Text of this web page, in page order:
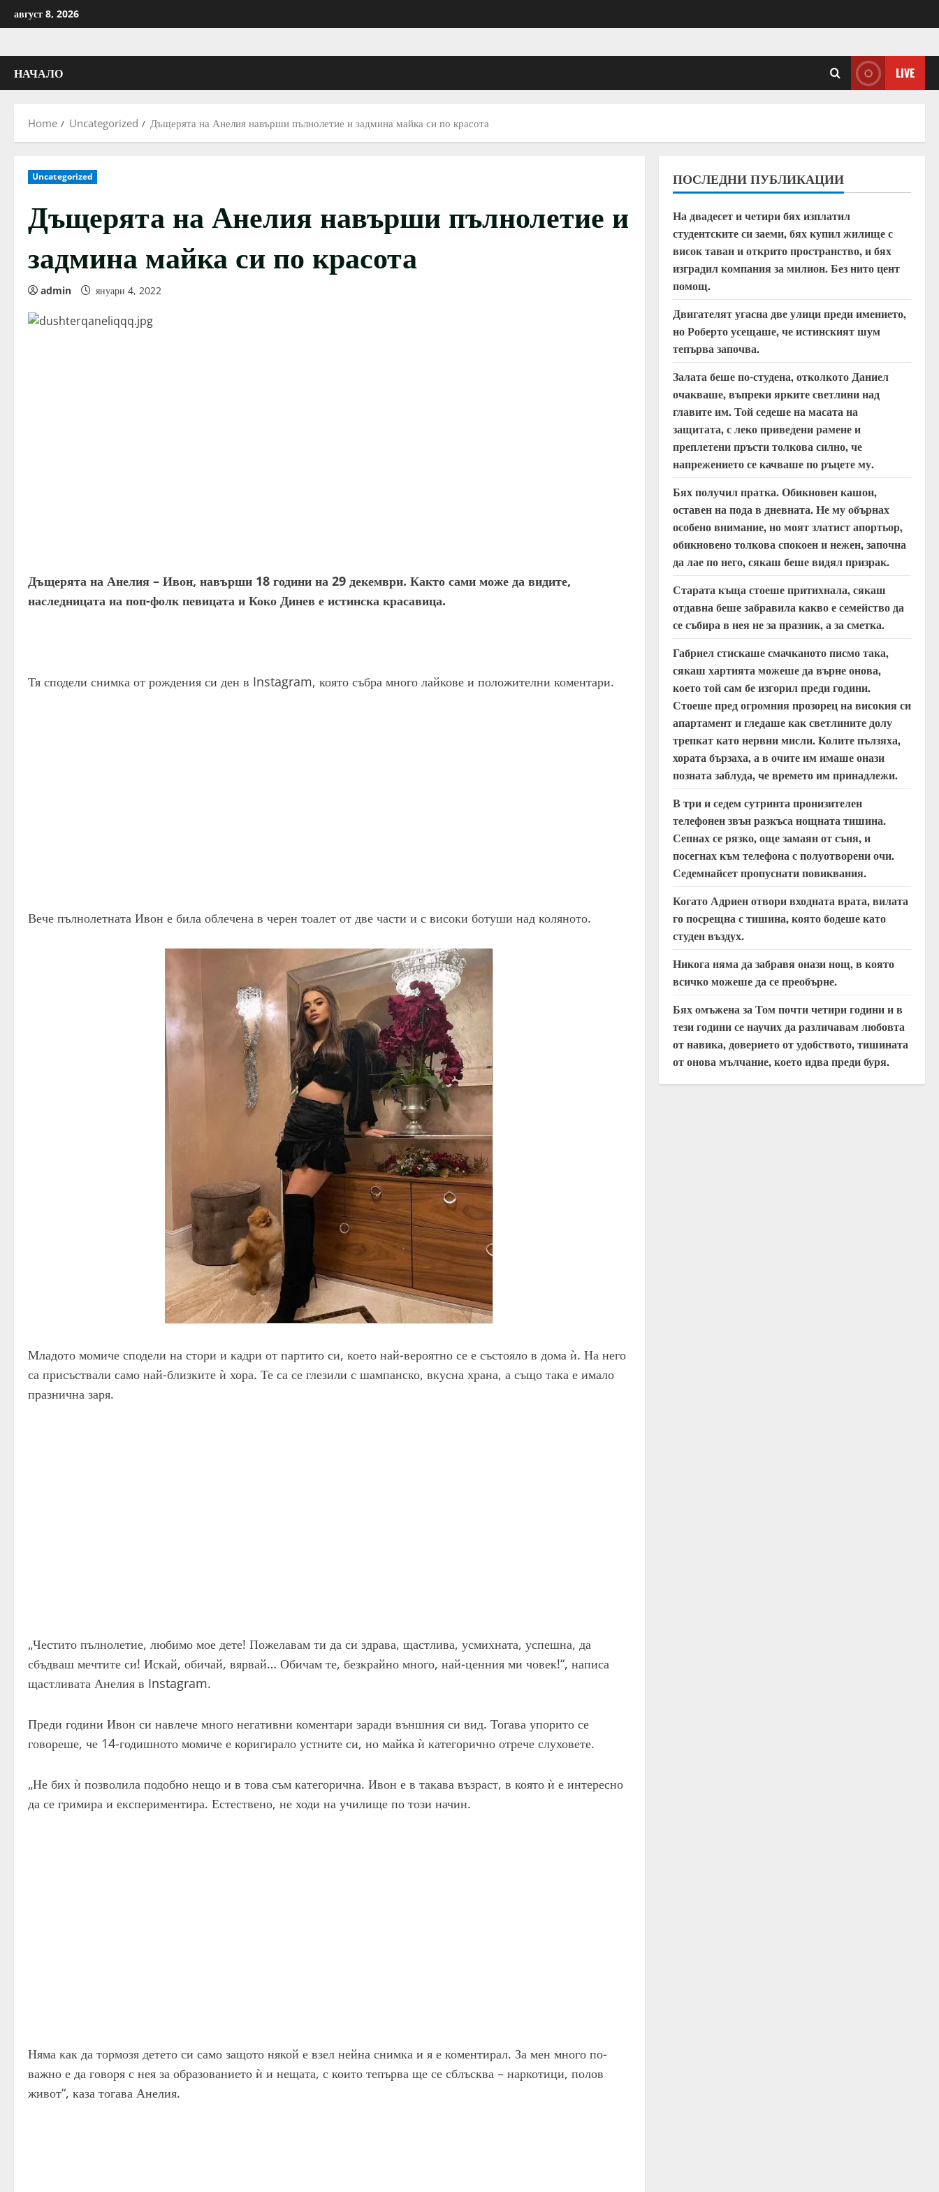
to
август 8, 2026
НАЧАЛО LIVE
Home Uncategorized Дъщерята на Анелия навърши пълнолетие и задмина майка си по красота
Uncategorized
Дъщерята на Анелия навърши пълнолетие и
задмина майка си по красота
admin януари 4, 2022
Дъщерята на Анелия – Ивон, навърши 18 години на 29 декември. Както сами може да видите,
наследницата на поп-фолк певицата и Коко Динев е истинска красавица.
Тя сподели снимка от рождения си ден в Instagram, която събра много лайкове и положителни коментари.
Вече пълнолетната Ивон е била облечена в черен тоалет от две части и с високи ботуши над коляното.
Младото момиче сподели на стори и кадри от партито си, което най-вероятно се е състояло в дома ѝ. На него
са присъствали само най-близките ѝ хора. Те са се глезили с шампанско, вкусна храна, а също така е имало
празнична заря.
„Честито пълнолетие, любимо мое дете! Пожелавам ти да си здрава, щастлива, усмихната, успешна, да
сбъдваш мечтите си! Искай, обичай, вярвай… Обичам те, безкрайно много, най-ценния ми човек!“, написа
щастливата Анелия в Instagram.
Преди години Ивон си навлече много негативни коментари заради външния си вид. Тогава упорито се
говореше, че 14-годишното момиче е коригирало устните си, но майка ѝ категорично отрече слуховете.
„Не бих ѝ позволила подобно нещо и в това съм категорична. Ивон е в такава възраст, в която ѝ е интересно
да се гримира и експериментира. Естествено, не ходи на училище по този начин.
Няма как да тормозя детето си само защото някой е взел нейна снимка и я е коментирал. За мен много по-
важно е да говоря с нея за образованието ѝ и нещата, с които тепърва ще се сблъсква – наркотици, полов
живот“, каза тогава Анелия.
ПОСЛЕДНИ ПУБЛИКАЦИИ
На двадесет и четири бях изплатил
студентските си заеми, бях купил жилище с
висок таван и открито пространство, и бях
изградил компания за милион. Без нито цент
помощ.
Двигателят угасна две улици преди имението,
но Роберто усещаше, че истинският шум
тепърва започва.
Залата беше по-студена, отколкото Даниел
очакваше, въпреки ярките светлини над
главите им. Той седеше на масата на
защитата, с леко приведени рамене и
преплетени пръсти толкова силно, че
напрежението се качваше по ръцете му.
Бях получил пратка. Обикновен кашон,
оставен на пода в дневната. Не му обърнах
особено внимание, но моят златист апортьор,
обикновено толкова спокоен и нежен, започна
да лае по него, сякаш беше видял призрак.
Старата къща стоеше притихнала, сякаш
отдавна беше забравила какво е семейство да
се събира в нея не за празник, а за сметка.
Габриел стискаше смачканото писмо така,
сякаш хартията можеше да върне онова,
което той сам бе изгорил преди години.
Стоеше пред огромния прозорец на високия си
апартамент и гледаше как светлините долу
трепкат като нервни мисли. Колите пълзяха,
хората бързаха, а в очите им имаше онази
позната заблуда, че времето им принадлежи.
В три и седем сутринта пронизителен
телефонен звън разкъса нощната тишина.
Сепнах се рязко, още замаян от съня, и
посегнах към телефона с полуотворени очи.
Седемнайсет пропуснати повиквания.
Когато Адриен отвори входната врата, вилата
го посрещна с тишина, която бодеше като
студен въздух.
Никога няма да забравя онази нощ, в която
всичко можеше да се преобърне.
Бях омъжена за Том почти четири години и в
тези години се научих да различавам любовта
от навика, доверието от удобството, тишината
от онова мълчание, което идва преди буря.